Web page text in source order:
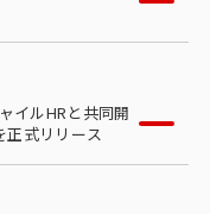
イルHRと共同開
正式リリース